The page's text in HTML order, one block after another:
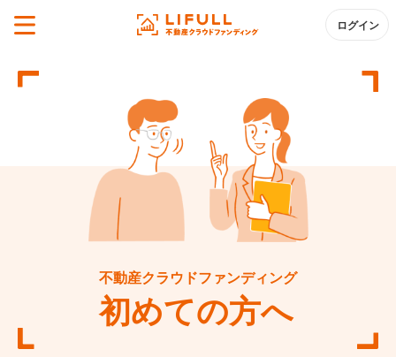
ログイン
不動産クラウドファンディング
初めての方へ